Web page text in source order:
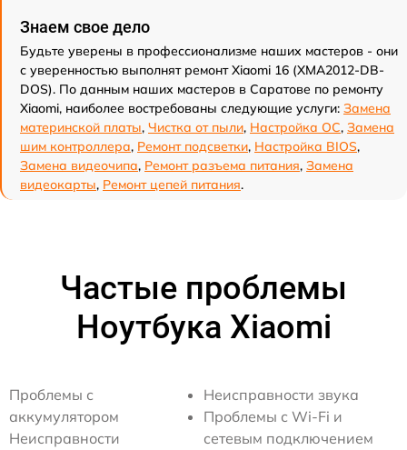
Знаем свое дело
Будьте уверены в профессионализме наших мастеров - они
с уверенностью выполнят ремонт Xiaomi 16 (XMA2012-DB-
DOS). По данным наших мастеров в Саратове по ремонту
Xiaomi, наиболее востребованы следующие услуги: Замена
материнской платы, Чистка от пыли, Настройка ОС, Замена
шим контроллера, Ремонт подсветки, Настройка BIOS,
Замена видеочипа, Ремонт разъема питания, Замена
видеокарты, Ремонт цепей питания.
Частые проблемы
Ноутбука Xiaomi
Проблемы с
аккумулятором
Неисправности
Неисправности звука
Проблемы с Wi-Fi и
сетевым подключением